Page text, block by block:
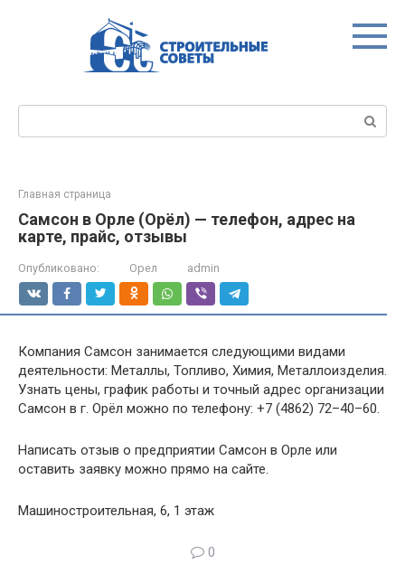
Главная страница
Самсон в Орле (Орёл) — телефон, адрес на
карте, прайс, отзывы
Опубликовано: Орел admin
Компания Самсон занимается следующими видами
деятельности: Металлы, Топливо, Химия, Металлоизделия.
Узнать цены, график работы и точный адрес организации
Самсон в г. Орёл можно по телефону: +7 (4862) 72–40–60.
Написать отзыв о предприятии Самсон в Орле или
оставить заявку можно прямо на сайте.
Машиностроительная, 6, 1 этаж
0